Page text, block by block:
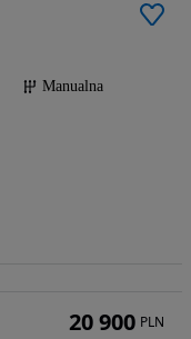
Manualna
20 900 PLN